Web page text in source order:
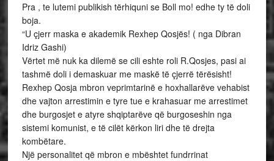
Pra , te lutemi publikish tërhiquni se Boll mo! edhe ty të doli
boja.
“U çjerr maska e akademik Rexhep Qosjës! ( nga Dibran
Idriz Gashi)
Vërtet më nuk ka dilemë se cili eshte roli R.Qosjes, pasi ai
tashmë doli i demaskuar me maskë të çjerrë tërësisht!
Rexhep Qosja mbron veprimtarinë e hoxhallarëve vehabist
dhe vajton arrestimin e tyre tue e krahasuar me arrestimet
dhe burgosjet e atyre shqiptarëve që burgoseshin nga
sistemi komunist, e të cilët kërkon liri dhe të drejta
kombëtare.
Një personalitet që mbron e mbështet fundrrinat